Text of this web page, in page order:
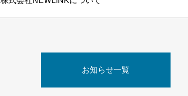
お知らせ一覧